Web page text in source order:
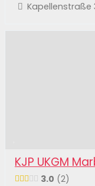
Kapellenstraße
KJP UKGM
3.0 2